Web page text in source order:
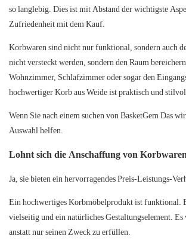
so langlebig. Dies ist mit Abstand der wichtigste
Zufriedenheit mit dem Kauf.
Korbwaren sind nicht nur funktional, sondern auch
nicht versteckt werden, sondern den Raum
Wohnzimmer, Schlafzimmer oder sogar den
hochwertiger Korb aus Weide ist praktisch und
Wenn Sie nach einem suchen von BasketGem Das
Auswahl helfen.
Lohnt sich die Anschaffung von
Ja, sie bieten ein hervorragendes Preis-Leistungs-
Ein hochwertiges Korbmöbelprodukt ist funktional.
vielseitig und ein natürliches Gestaltungselement. Es
anstatt nur seinen Zweck zu erfüllen.